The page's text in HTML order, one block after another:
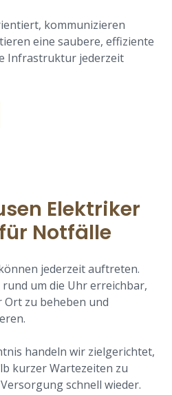
kommunizieren
eine saubere, effiziente
Infrastruktur jederzeit
Elektriker
Notfälle
jederzeit auftreten.
um die Uhr erreichbar,
zu beheben und
handeln wir zielgerichtet,
kurzer Wartezeiten zu
schnell wieder.